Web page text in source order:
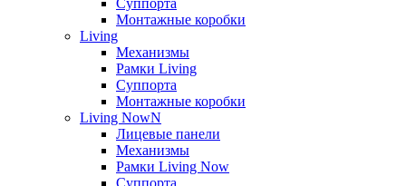
Суппорта
Монтажные коробки
Living
Механизмы
Рамки Living
Суппорта
Монтажные коробки
Living NowN
Лицевые панели
Механизмы
Рамки Living Now
Суппорта